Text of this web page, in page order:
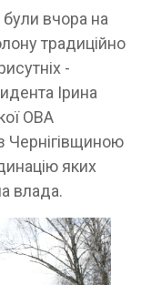
були вчора на
традиційно
-
Ірина
ОВА
Чернігівщиною
яких
влада.